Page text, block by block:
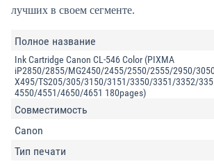
лучших в своем сегменте.
Полное название
Ink Cartridge Canon CL-546 Color (PIXMA
iP2850/2855/MG2450/2455/2550/2555/2950/
X495/TS205/305/3150/3151/3350/3351/3352/
4550/4551/4650/4651 180pages)
Совместимость
Canon
Тип печати